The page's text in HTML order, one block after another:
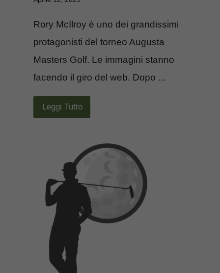
Rory McIlroy è uno dei grandissimi
protagonisti del torneo Augusta
Masters Golf. Le immagini stanno
facendo il giro del web. Dopo ...
Leggi Tutto